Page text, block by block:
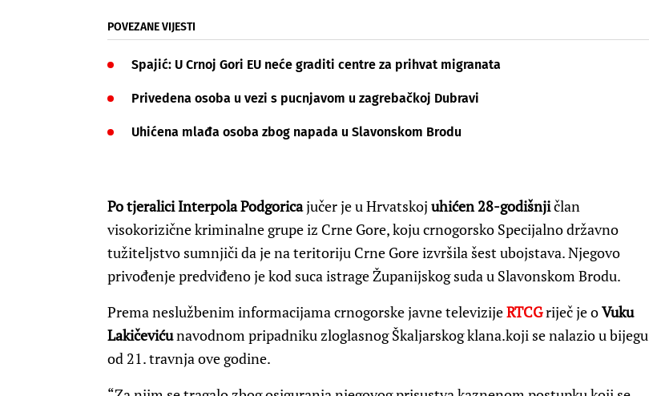
POVEZANE VIJESTI
Spajić: U Crnoj Gori EU neće graditi centre za prihvat migranata
Privedena osoba u vezi s pucnjavom u zagrebačkoj Dubravi
Uhićena mlađa osoba zbog napada u Slavonskom Brodu
Po tjeralici Interpola Podgoricajučer je u Hrvatskoj uhićen 28-godišnjičlan
visokorizične kriminalne grupe iz Crne Gore, koju crnogorsko Specijalno državno
tužiteljstvo sumnjiči da je na teritoriju Crne Gore izvršila šest ubojstava. Njegovo
privođenje predviđeno je kod suca istrage Županijskog suda u Slavonskom Brodu.
Prema neslužbenim informacijama crnogorske javne televizijeRTCGriječ je oVuku
Lakičevićunavodnom pripadniku zloglasnog Škaljarskog klana.koji se nalazio u bijegu
od 21. travnja ove godine.